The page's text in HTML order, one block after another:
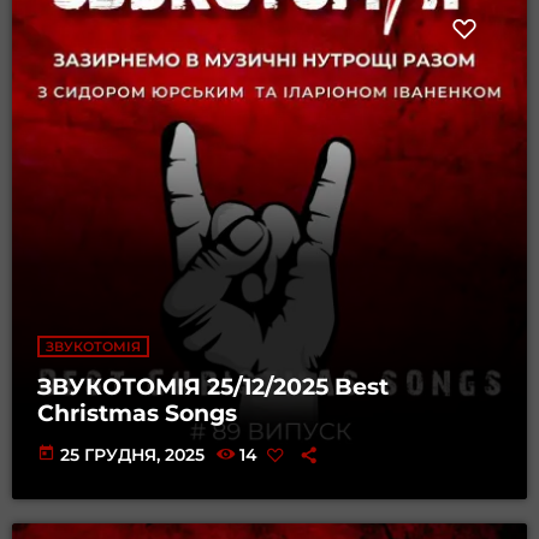
ЗВУКОТОМІЯ
ЗВУКОТОМІЯ 25/12/2025 Best
Christmas Songs
today 25 ГРУДНЯ, 2025 14